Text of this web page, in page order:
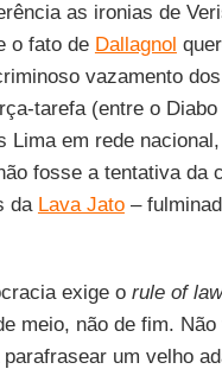
as ironias de
o fato de Dallagnol
vazamento
tarefa (entre o
Lima em rede
fosse a tentativa da
da Lava Jato–
exige o rule of law
meio, não de fim.
um velho